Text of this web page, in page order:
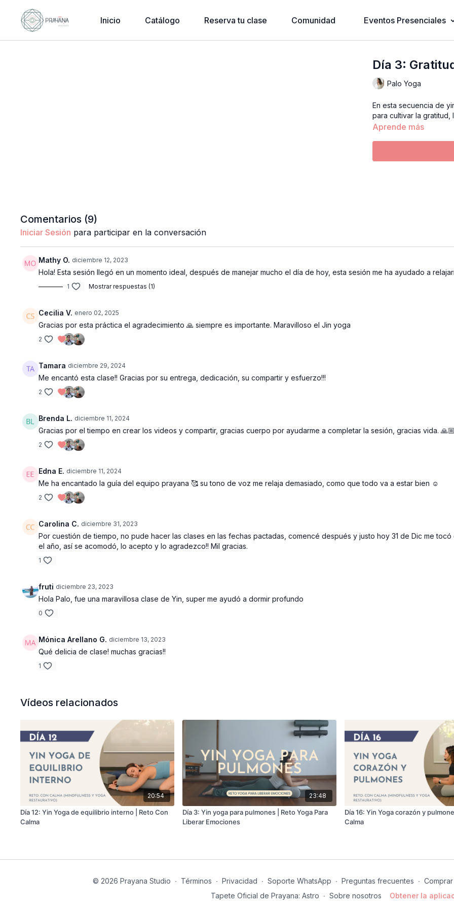
Inicio Catálogo Reserva tu clase Comunidad Eventos Presenciales
Día 3:
Palo Yoga
En esta secuencia de yin yoga
para cultivar la gratitud,
Aprende más
Comentarios (9)
Iniciar Sesión para participar en la conversación
Mathy O. diciembre 12, 2023
Hola! Esta sesión llegó en un momento ideal, después de manejar mucho el día de hoy, esta sesión me ha ayudado a
1 Mostrar respuestas (1)
Cecilia V. enero 02, 2025
Gracias por esta práctica el agradecimiento 🙏 siempre es importante. Maravilloso el Jin yoga
2
Tamara diciembre 29, 2024
Me encantó esta clase!! Gracias por su entrega, dedicación, su compartir y esfuerzo!!!
2
Brenda L. diciembre 11, 2024
Gracias por el tiempo en crear los videos y compartir, gracias cuerpo por ayudarme a completar la sesión, gracias vida. 🙏🏼
2
Edna E. diciembre 11, 2024
Me ha encantado la guía del equipo prayana 🥰 su tono de voz me relaja demasiado, como que todo va a estar bien ☺️
2
Carolina C. diciembre 31, 2023
Por cuestión de tiempo, no pude hacer las clases en las fechas pactadas, comencé después y justo hoy 31 de Dic me
el año, así se acomodó, lo acepto y lo agradezco!! Mil gracias.
1
fruti diciembre 23, 2023
Hola Palo, fue una maravillosa clase de Yin, super me ayudó a dormir profundo
0
Mónica Arellano G. diciembre 13, 2023
Qué delicia de clase! muchas gracias!!
1
Vídeos relacionados
20:54
Día 12: Yin Yoga de equilibrio interno | Reto Con
Calma
23:48
Día 3: Yin yoga para pulmones | Reto Yoga Para
Liberar Emociones
Día 16: Yin Yoga corazón y
Calma
© 2026 Prayana Studio ∙ Términos ∙ Privacidad ∙ Soporte WhatsApp ∙ Preguntas frecuentes ∙
Tapete Oficial de Prayana: Astro ∙ Sobre nosotros Obtener la